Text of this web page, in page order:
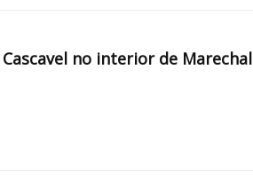
no interior de Marechal